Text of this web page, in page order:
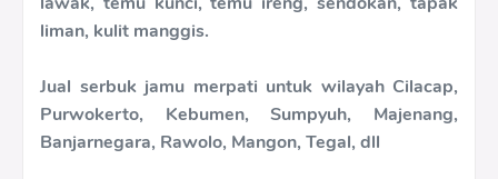
liman, kulit manggis.
Jual serbuk jamu merpati untuk wilayah Cilacap,
Purwokerto, Kebumen, Sumpyuh, Majenang,
Banjarnegara, Rawolo, Mangon, Tegal, dll